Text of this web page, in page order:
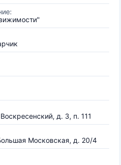
д. 3, п. 111
Московская, д. 20/4